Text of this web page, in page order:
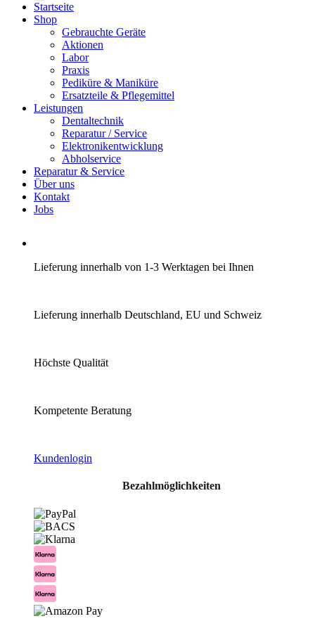
Startseite
Shop
Gebrauchte Geräte
Aktionen
Labor
Praxis
Pediküre & Maniküre
Ersatzteile & Pflegemittel
Leistungen
Dentaltechnik
Reparatur / Service
Elektronikentwicklung
Abholservice
Reparatur & Service
Über uns
Kontakt
Jobs
Lieferung innerhalb von 1-3 Werktagen bei Ihnen
Lieferung innerhalb Deutschland, EU und Schweiz
Höchste Qualität
Kompetente Beratung
Kundenlogin
Bezahlmöglichkeiten